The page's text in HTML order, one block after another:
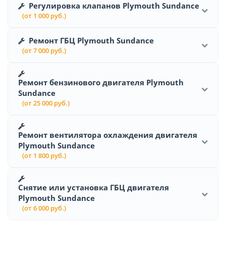
Регулировка клапанов Plymouth Sundance
(от 1 000 руб.)
Ремонт ГБЦ Plymouth Sundance
(от 7 000 руб.)
Ремонт бензинового двигателя Plymouth
Sundance
(от 25 000 руб.)
Ремонт вентилятора охлаждения двигателя
Plymouth Sundance
(от 1 800 руб.)
Снятие или установка ГБЦ двигателя
Plymouth Sundance
(от 6 000 руб.)